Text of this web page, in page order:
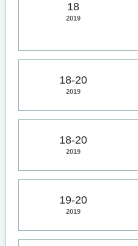
18
2019
18-20
2019
18-20
2019
19-20
2019